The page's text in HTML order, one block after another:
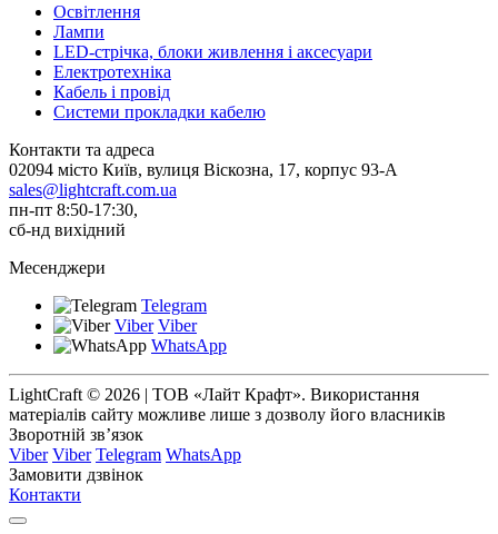
Освітлення
Лампи
LED-стрічка, блоки живлення і аксесуари
Електротехніка
Кабель і провід
Системи прокладки кабелю
Контакти та адреса
02094 місто Київ, вулиця Віскозна, 17, корпус 93-А
sales@lightcraft.com.ua
пн-пт 8:50-17:30,
сб-нд вихідний
Месенджери
Telegram
Viber Viber
WhatsApp
LightCraft © 2026 | ТОВ «Лайт Крафт». Використання
матеріалів сайту можливе лише з дозволу його власників
Зворотній зв’язок
Viber Viber Telegram WhatsApp
Замовити дзвінок
Контакти